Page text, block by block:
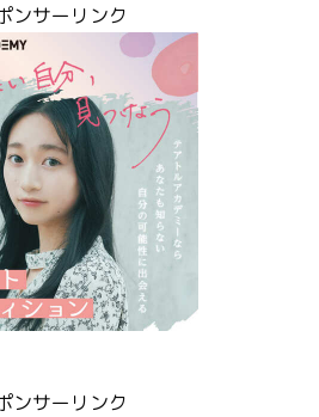
ンサーリンク
ンサーリンク